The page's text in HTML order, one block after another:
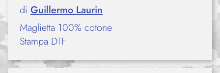
di Guillermo Laurin
Maglietta 100% cotone
Stampa DTF